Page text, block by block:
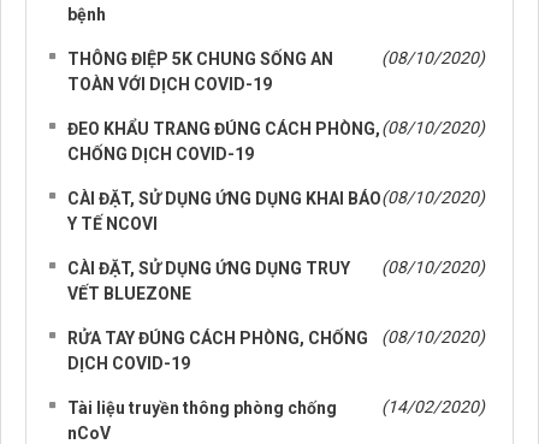
bệnh
THÔNG ĐIỆP 5K CHUNG SỐNG AN
TOÀN VỚI DỊCH COVID-19
(08/10/2020)
ĐEO KHẨU TRANG ĐÚNG CÁCH PHÒNG,
CHỐNG DỊCH COVID-19
(08/10/2020)
CÀI ĐẶT, SỬ DỤNG ỨNG DỤNG KHAI BÁO
Y TẾ NCOVI
(08/10/2020)
CÀI ĐẶT, SỬ DỤNG ỨNG DỤNG TRUY
VẾT BLUEZONE
(08/10/2020)
RỬA TAY ĐÚNG CÁCH PHÒNG, CHỐNG
DỊCH COVID-19
(08/10/2020)
Tài liệu truyền thông phòng chống
nCoV
(14/02/2020)